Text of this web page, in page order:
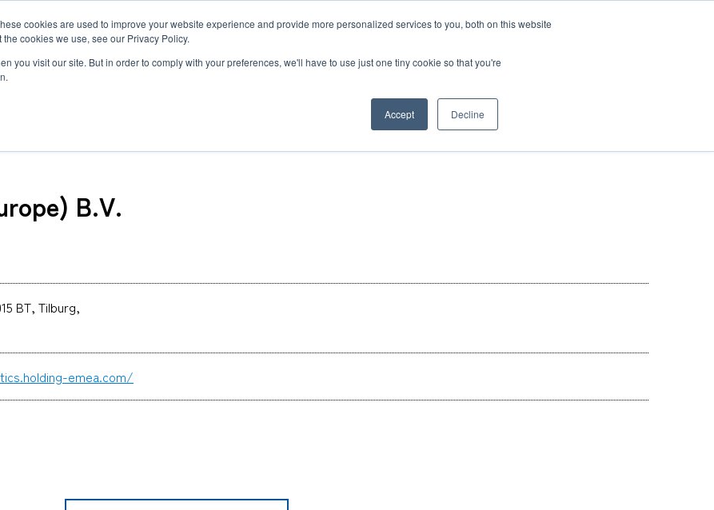
cookies are used to improve your website experience and provide more personalized services to you, both on this website
cookies we use, see our Privacy Policy.
you visit our site. But in order to comply with your preferences, we'll have to use just one tiny cookie so that you're
Accept Decline
MLG BLOGJP/EN
導体関連・精密機器輸送
際海上輸送
カーボンインセット
サステナビリティ 企業情報
業概要・沿革
イバーシティB.V.
BT, Tilburg,
emea.com/